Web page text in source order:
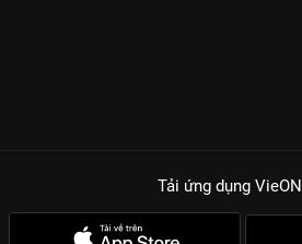
Tải ứng dụng VieON